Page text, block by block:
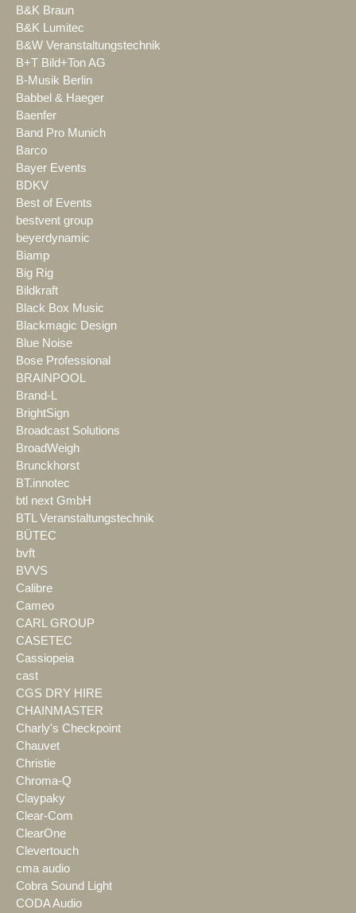
B&K Braun
B&K Lumitec
B&W Veranstaltungstechnik
B+T Bild+Ton AG
B-Musik Berlin
Babbel & Haeger
Baenfer
Band Pro Munich
Barco
Bayer Events
BDKV
Best of Events
bestvent group
beyerdynamic
Biamp
Big Rig
Bildkraft
Black Box Music
Blackmagic Design
Blue Noise
Bose Professional
BRAINPOOL
Brand-L
BrightSign
Broadcast Solutions
BroadWeigh
Brunckhorst
BT.innotec
btl next GmbH
BTL Veranstaltungstechnik
BÜTEC
bvft
BVVS
Calibre
Cameo
CARL GROUP
CASETEC
Cassiopeia
cast
CGS DRY HIRE
CHAINMASTER
Charly's Checkpoint
Chauvet
Christie
Chroma-Q
Claypaky
Clear-Com
ClearOne
Clevertouch
cma audio
Cobra Sound Light
CODA Audio